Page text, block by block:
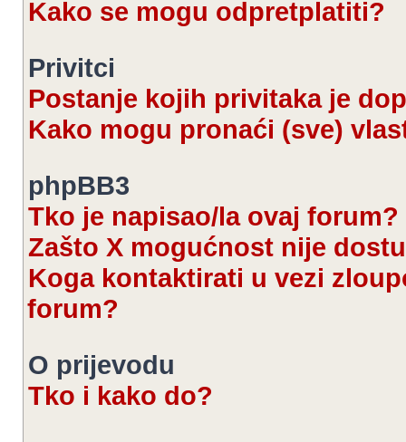
Kako se mogu odpretplatiti?
Privitci
Postanje kojih privitaka je
Kako mogu pronaći (sve)
phpBB3
Tko je napisao/la ovaj forum?
Zašto X mogućnost nije
Koga kontaktirati u vezi
forum?
O prijevodu
Tko i kako do?